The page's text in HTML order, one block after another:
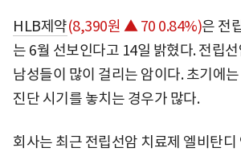
HLB제약(8,390원 ▲ 70 0.84%)은 전
는 6월 선보인다고 14일 밝혔다. 전립
남성들이 많이 걸리는 암이다. 초기에
진단 시기를 놓치는 경우가 많다.
회사는 최근 전립선암 치료제 엘비탄